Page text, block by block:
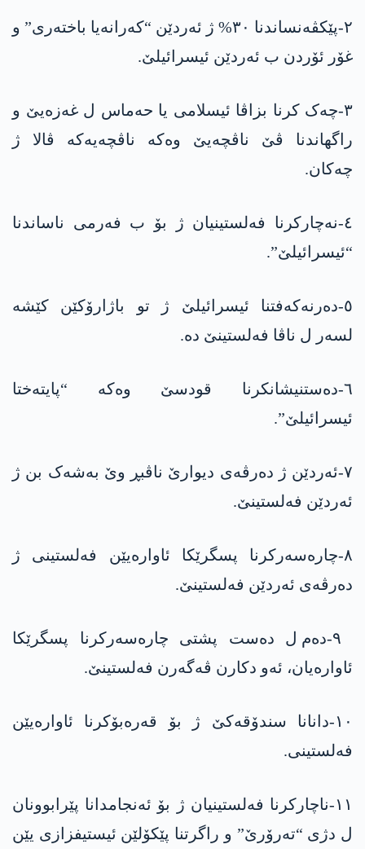
٢-پێکڤەنساندنا ٣٠% ژ ئەردێن “کەرانەیا باختەری” و
غۆر ئۆردن ب ئەردێن ئیسرائیلێ.
٣-چەک کرنا بزاڤا ئیسلامی یا حەماس ل غەزەیێ و
راگهاندنا ڤێ ناڤچەیێ وەکە ناڤچەیەکە ڤالا ژ
چەکان.
٤-نەچارکرنا فەلستینیان ژ بۆ ب فەرمی ناساندنا
“ئیسرائیلێ”.
٥-دەرنەکەفتنا ئیسرائیلێ ژ تو باژارۆکێن کێشە
لسەر ل ناڤا فەلستینێ دە.
٦-دەستنیشانکرنا قودسێ وەکە “پایتەختا
ئیسرائیلێ”.
٧-ئەردێن ژ دەرڤەی دیوارێ ناڤبڕ وێ بەشەک بن ژ
ئەردێن فەلستینێ.
٨-چارەسەرکرنا پسگرێکا ئاوارەیێن فەلستینی ژ
دەرڤەی ئەردێن فەلستینێ.
٩-دەم ل دەست پشتی چارەسەرکرنا پسگرێکا
ئاوارەیان، ئەو دکارن ڤەگەرن فەلستینێ.
١٠-دانانا سندۆقەکێ ژ بۆ قەرەبۆکرنا ئاوارەیێن
فەلستینی.
١١-ناچارکرنا فەلستینیان ژ بۆ ئەنجامدانا پێرابوونان
ل دژی “تەرۆرێ” و راگرتنا پێکۆلێن ئیستیفزازی یێن